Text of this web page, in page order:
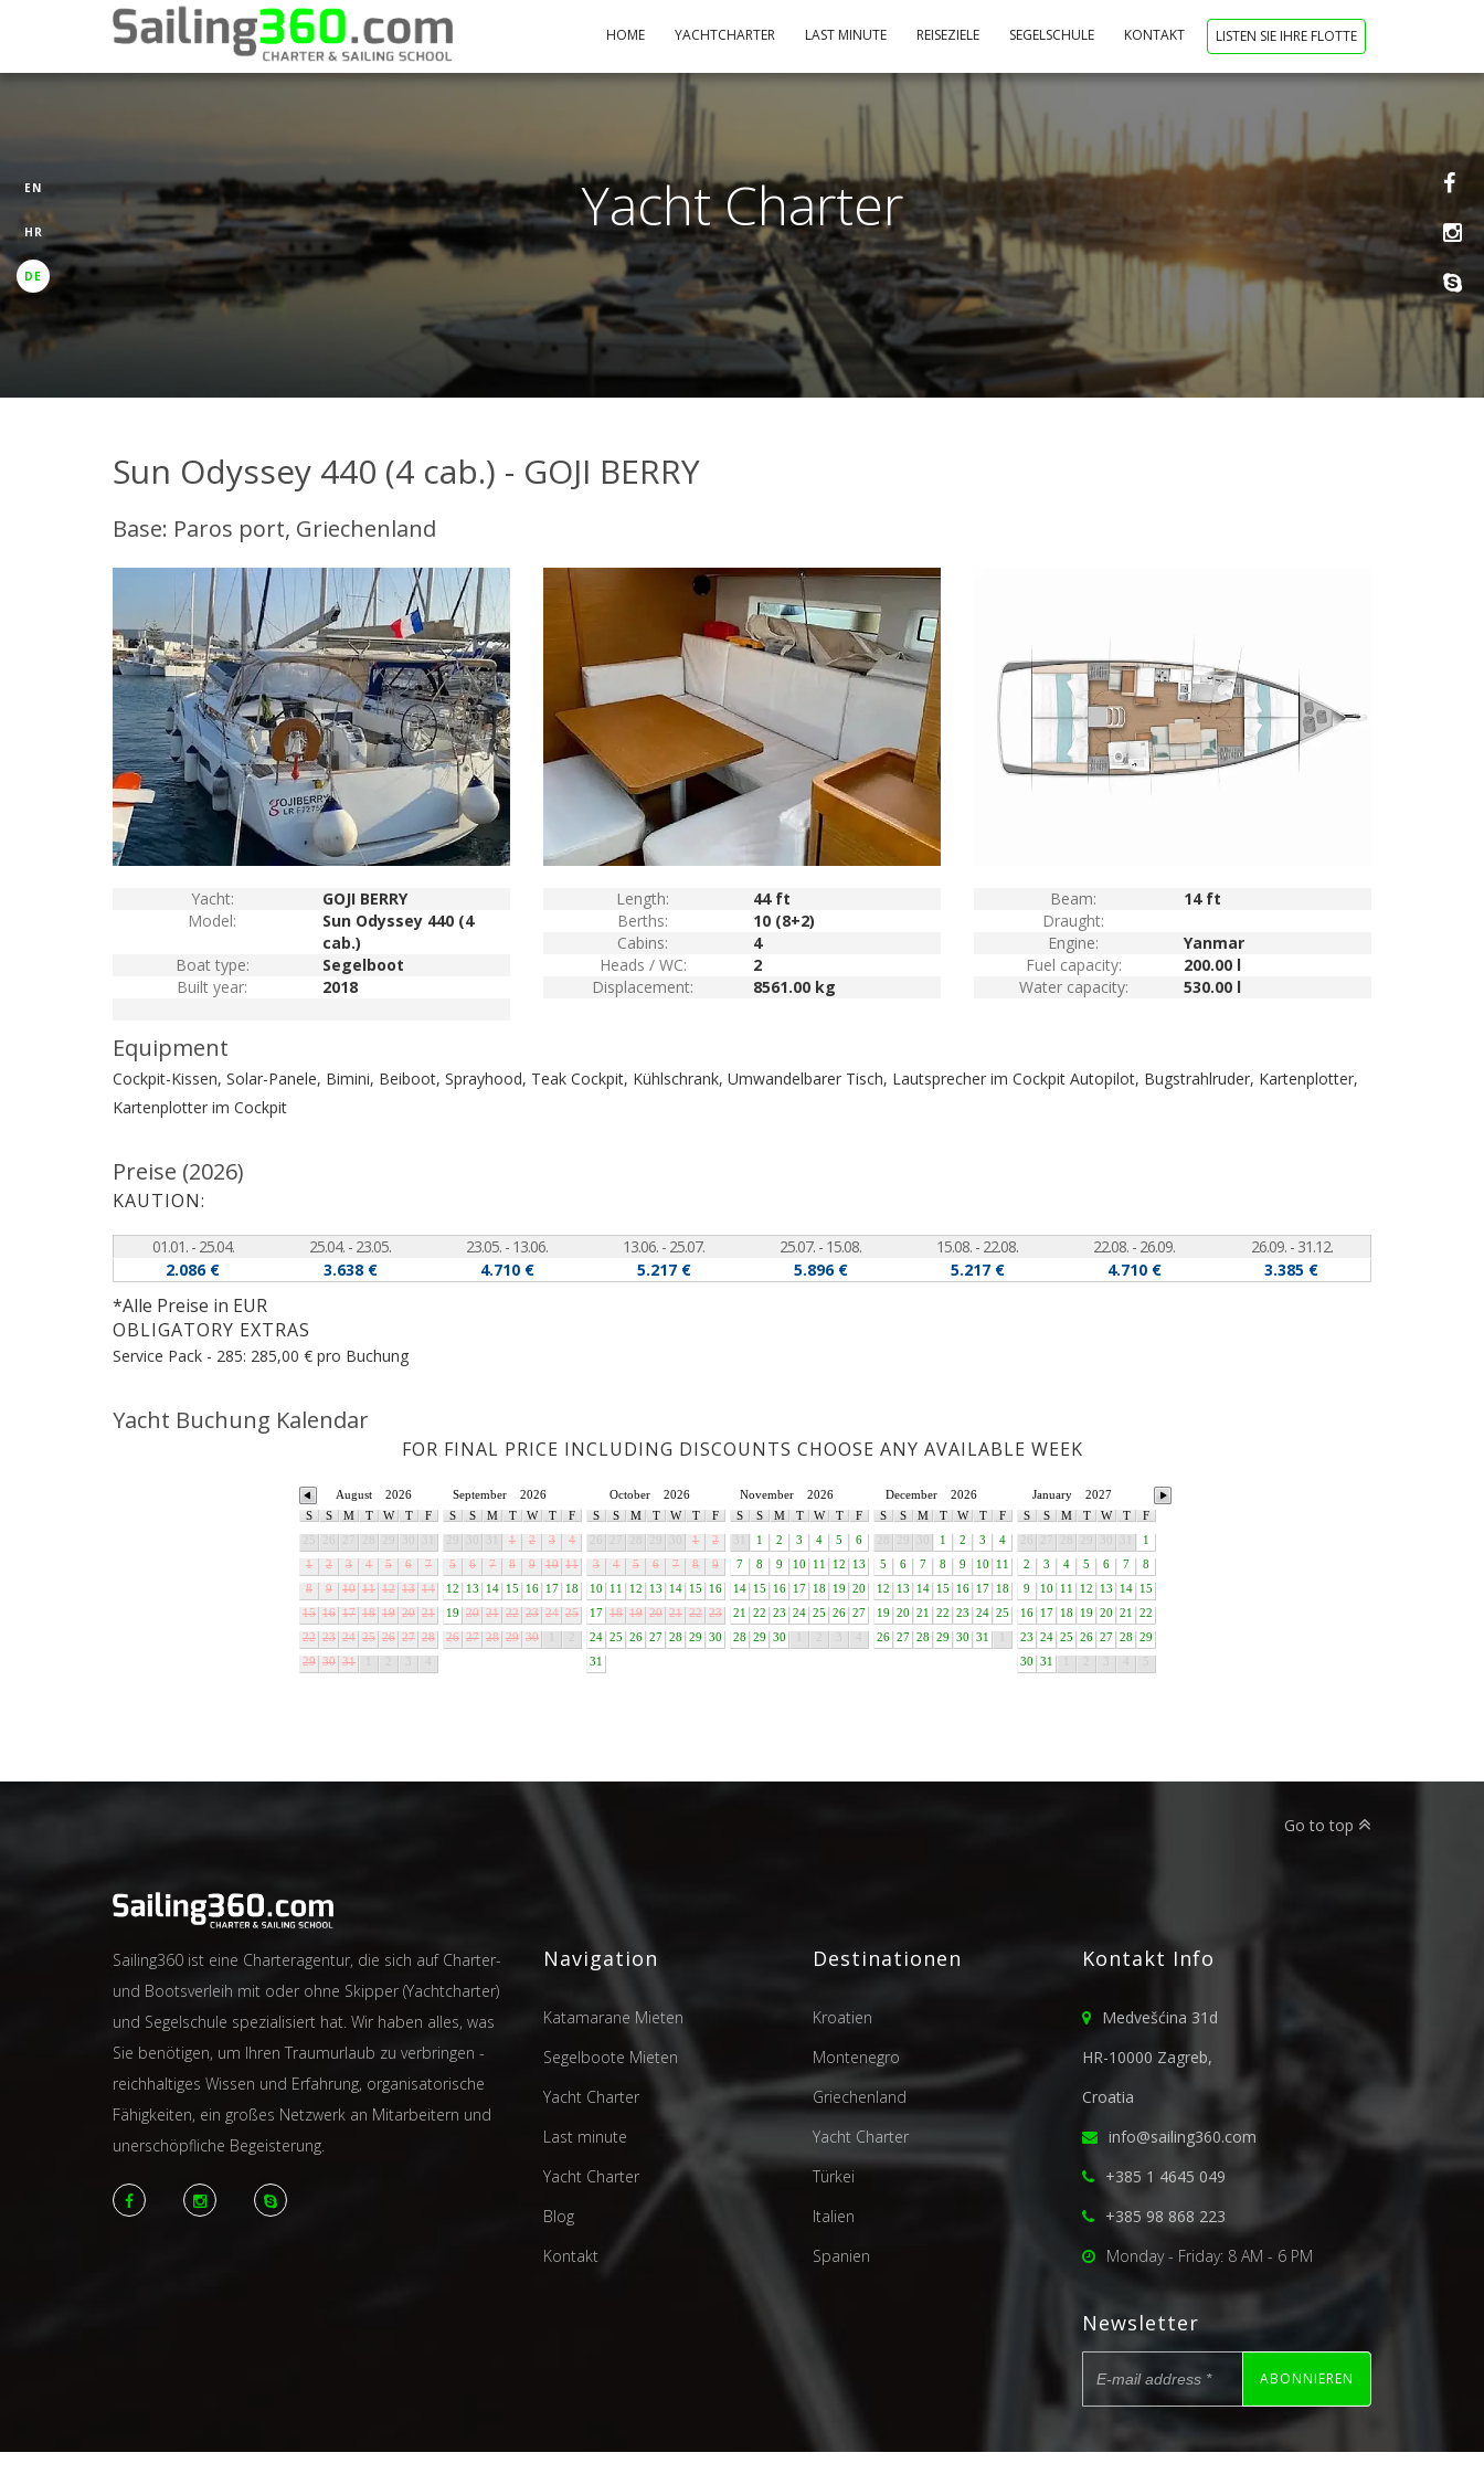
HOME YACHTCHARTER LAST MINUTE REISEZIELE SEGELSCHULE KONTAKT LISTEN SIE IHRE FLOTTE
Yacht Charter
EN
HR
DE
Sun Odyssey 440 (4 cab.) - GOJI BERRY
Base: Paros port, Griechenland
Yacht:
GOJI BERRY
Model:
Sun Odyssey 440 (4
cab.)
Boat type:
Segelboot
Built year:
2018
Length:
44 ft
Berths:
10 (8+2)
Cabins:
4
Heads / WC:
2
Displacement:
8561.00 kg
Beam:
14 ft
Draught:
Engine:
Yanmar
Fuel capacity:
200.00 l
Water capacity:
530.00 l
Equipment
Cockpit-Kissen, Solar-Panele, Bimini, Beiboot, Sprayhood, Teak Cockpit, Kühlschrank, Umwandelbarer Tisch, Lautsprecher im Cockpit Autopilot, Bugstrahlruder, Kartenplotter,
Kartenplotter im Cockpit
Preise (2026)
KAUTION:
01.01. - 25.04. 25.04. - 23.05. 23.05. - 13.06. 13.06. - 25.07. 25.07. - 15.08. 15.08. - 22.08. 22.08. - 26.09.
26.09. - 31.12.
2.086 €
3.638 € 4.710 € 5.217 € 5.896 € 5.217 € 4.710 € 3.385 €
*Alle Preise in EUR
OBLIGATORY EXTRAS
Service Pack - 285: 285,00 € pro Buchung
Yacht Buchung Kalendar
FOR FINAL PRICE INCLUDING DISCOUNTS CHOOSE ANY AVAILABLE WEEK
2026
August
S
S M T W T
F
1
2 3 4 5 6
7
8
9 10 11 12 13 14
15 16 17 18 19 20 21
22 23 24 25 26 27 28
29 30 31
2026
September
S
S M T W T
F
1 2 3
4
5
6 7 8 9 10 11
12
13 14 15 16 17
18
19
20 21 22 23 24 25
26 27 28 29 30
2026
October
S
S M T W T
F
1
2
3
4 5 6 7 8
9
10
11 12 13 14 15
16
17 18 19 20 21 22 23
24 25 26 27 28 29
30
31
2026
November
S
S M T W T
F
1 2 3 4 5
6
7
8 9 10 11 12
13
14
15 16 17 18 19
20
21
22 23 24 25 26 27
28
29 30
2026
December
S
S M T W T
F
1 2 3
4
5
6 7 8 9 10
11
12
13 14 15 16 17
18
19
20 21 22 23 24 25
26 27 28 29 30 31
2027
January
S
S M T W T
F
1
2
3 4 5 6 7
8
9
10 11 12 13 14
15
16
17 18 19 20 21
22
23
24 25 26 27 28
29
30
31
Go to top
Sailing360 ist eine Charteragentur, die sich auf Charter-
und Bootsverleih mit oder ohne Skipper (Yachtcharter)
und Segelschule spezialisiert hat. Wir haben alles, was
Sie benötigen, um Ihren Traumurlaub zu verbringen -
reichhaltiges Wissen und Erfahrung, organisatorische
Fähigkeiten, ein großes Netzwerk an Mitarbeitern und
unerschöpfliche Begeisterung.
Navigation
Katamarane Mieten
Segelboote Mieten
Yacht Charter
Last minute
Yacht Charter
Blog
Kontakt
Destinationen
Kroatien
Montenegro
Griechenland
Yacht Charter
Türkei
Italien
Spanien
Kontakt Info
Medvešćina 31d
HR-10000 Zagreb,
Croatia
info@sailing360.com
+385 1 4645 049
+385 98 868 223
Monday - Friday: 8 AM - 6 PM
Newsletter
ABONNIEREN